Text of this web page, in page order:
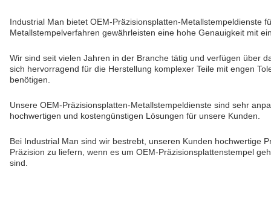
Industrial Man bietet OEM-Präzisionsplatten-Metallstempeldienste
Metallstempelverfahren gewährleisten eine hohe Genauigkeit mit
Wir sind seit vielen Jahren in der Branche tätig und verfügen über
sich hervorragend für die Herstellung komplexer Teile mit engen
benötigen.
Unsere OEM-Präzisionsplatten-Metallstempeldienste sind sehr
hochwertigen und kostengünstigen Lösungen für unsere Kunden.
Bei Industrial Man sind wir bestrebt, unseren Kunden hochwertige
Präzision zu liefern, wenn es um OEM-Präzisionsplattenstempel
sind.